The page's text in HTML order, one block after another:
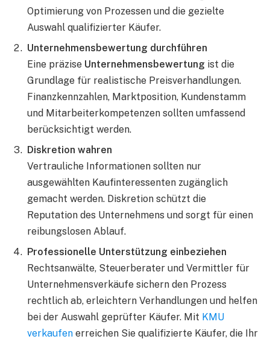
Optimierung von Prozessen und die gezielte
Auswahl qualifizierter Käufer.
Unternehmensbewertung durchführen
Eine präzise Unternehmensbewertung ist die
Grundlage für realistische Preisverhandlungen.
Finanzkennzahlen, Marktposition, Kundenstamm
und Mitarbeiterkompetenzen sollten umfassend
berücksichtigt werden.
Diskretion wahren
Vertrauliche Informationen sollten nur
ausgewählten Kaufinteressenten zugänglich
gemacht werden. Diskretion schützt die
Reputation des Unternehmens und sorgt für einen
reibungslosen Ablauf.
Professionelle Unterstützung einbeziehen
Rechtsanwälte, Steuerberater und Vermittler für
Unternehmensverkäufe sichern den Prozess
rechtlich ab, erleichtern Verhandlungen und helfen
bei der Auswahl geprüfter Käufer. Mit KMU
verkaufen erreichen Sie qualifizierte Käufer, die Ihr